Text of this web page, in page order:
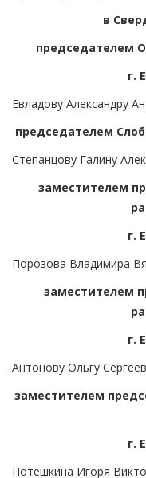
в
председателем
г.
Евладову Александру
председателем
Степанцову Галину
заместителем
г.
Порозова Владимира
заместителем
г.
Антонову Ольгу
заместителем
г.
Потешкина Игоря